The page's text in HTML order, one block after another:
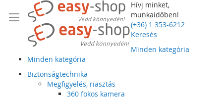
Hívj minket,
munkaidőben!
(+36) 1 353-6212
Keresés
Minden kategória
Minden kategória
Biztonságtechnika
Megfigyelés, riasztás
360 fokos kamera